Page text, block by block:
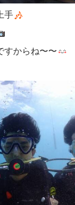
手
すからね〜〜